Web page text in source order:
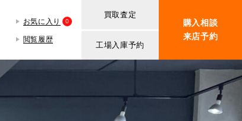
お気に入り 0
閲覧履歴
買取査定
買取査定依頼
ROVER MINI
買取査定依頼
工場入庫予約
BMW MINIサービス工場
購入相談
来店予約